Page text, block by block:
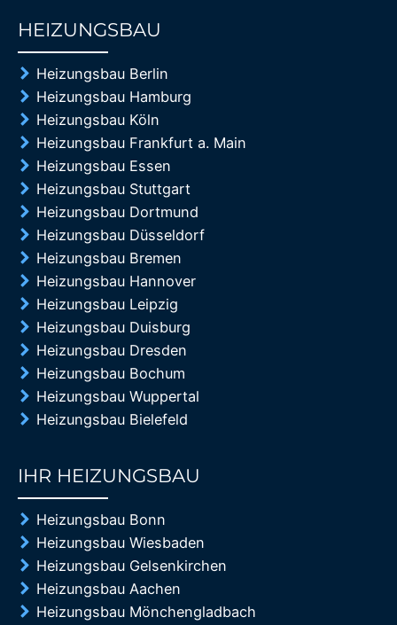
HEIZUNGSBAU
Heizungsbau Berlin
Heizungsbau Hamburg
Heizungsbau Köln
Heizungsbau Frankfurt a. Main
Heizungsbau Essen
Heizungsbau Stuttgart
Heizungsbau Dortmund
Heizungsbau Düsseldorf
Heizungsbau Bremen
Heizungsbau Hannover
Heizungsbau Leipzig
Heizungsbau Duisburg
Heizungsbau Dresden
Heizungsbau Bochum
Heizungsbau Wuppertal
Heizungsbau Bielefeld
IHR HEIZUNGSBAU
Heizungsbau Bonn
Heizungsbau Wiesbaden
Heizungsbau Gelsenkirchen
Heizungsbau Aachen
Heizungsbau Mönchengladbach